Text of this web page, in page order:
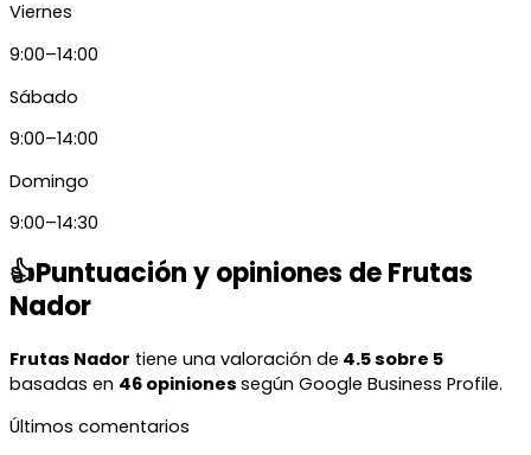
Viernes
9:00–14:00
Sábado
9:00–14:00
Domingo
9:00–14:30
👍Puntuación y opiniones de Frutas
Nador
Frutas Nador tiene una valoración de 4.5 sobre 5
basadas en 46 opiniones según Google Business Profile.
Últimos comentarios